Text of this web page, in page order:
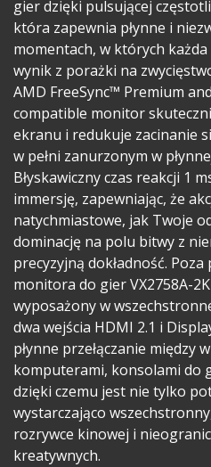
gier dzięki pulsującej
która zapewnia płynne i
momentach, w których
wynik z porażki na
AMD FreeSync™ Premium
compatible monitor
ekranu i redukuje zacinanie
w pełni zanurzonym w
Błyskawiczny czas reakcji 1
immersję, zapewniając, że
natychmiastowe, jak Twoje
dominację na polu bitwy z
precyzyjną dokładność.
monitora do gier VX2758A-
wyposażony w
dwa wejścia HDMI 2.1 i
płynne przełączanie między
komputerami, konsolami do
dzięki czemu jest nie tylko
wystarczająco
rozrywce kinowej i
kreatywnych.